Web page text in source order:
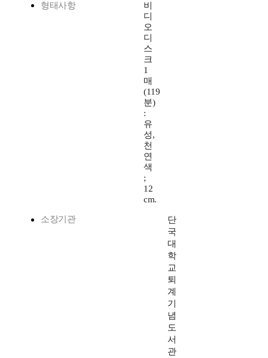
형태사항
비
디
오
디
스
크
1
매
(119
분)
:
유
성,
천
연
색
;
12
cm.
소장기관
단
국
대
학
교
퇴
계
기
념
도
서
관